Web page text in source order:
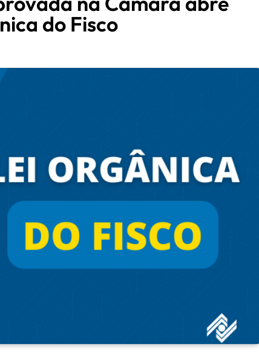
do Fisco